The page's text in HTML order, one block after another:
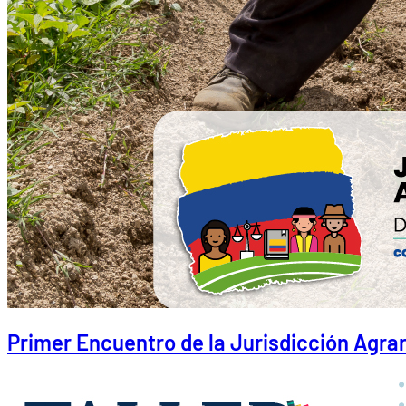
Primer Encuentro de la Jurisdicción